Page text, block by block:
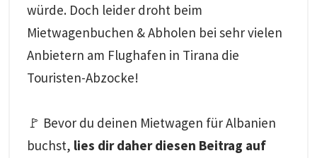
würde. Doch leider droht beim
Mietwagenbuchen & Abholen bei sehr vielen
Anbietern am Flughafen in Tirana die
Touristen-Abzocke!
🚩 Bevor du deinen Mietwagen für Albanien
buchst, lies dir daher diesen Beitrag auf